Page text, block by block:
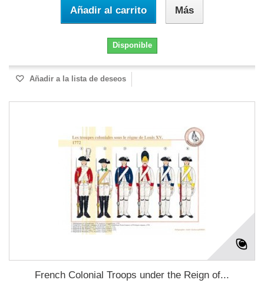
Añadir al carrito Más
Disponible
Añadir a la lista de deseos
French Colonial Troops under the Reign of...